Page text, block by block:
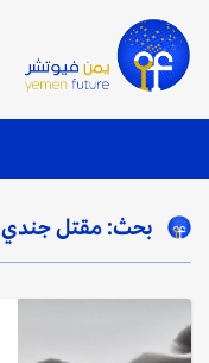
بحث: مقتل جندي